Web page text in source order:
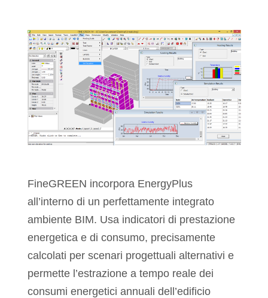
FineGREEN incorpora EnergyPlus
all’interno di un perfettamente integrato
ambiente BIM. Usa indicatori di prestazione
energetica e di consumo, precisamente
calcolati per scenari progettuali alternativi e
permette l’estrazione a tempo reale dei
consumi energetici annuali dell’edificio